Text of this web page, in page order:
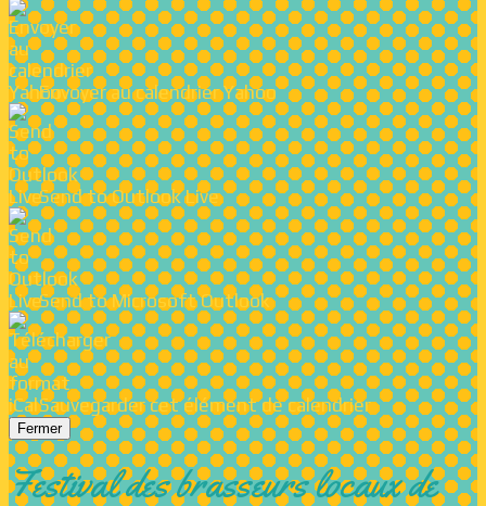
Envoyer au calendrier Yahoo
Send to Outlook Live
Send to Microsoft Outlook
Sauvegarder cet élément de calendrier
Fermer
Festival des brasseurs locaux de